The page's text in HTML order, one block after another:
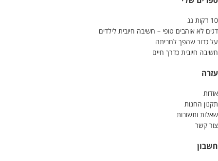
10 דקות גג
דגים לא אוהבים טופי – חשיבה חיובית לילדים
על כדור שהפך לחביתה
חשיבה חיובית כדרך חיים
עזרה
אודות
תקנון החנות
שאלות ותשובות
צור קשר
חשבון